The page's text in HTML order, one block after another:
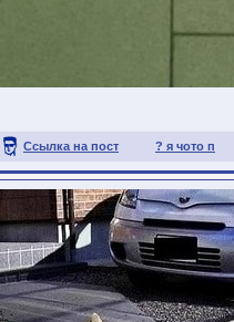
? я чото п
Ссылка на пост